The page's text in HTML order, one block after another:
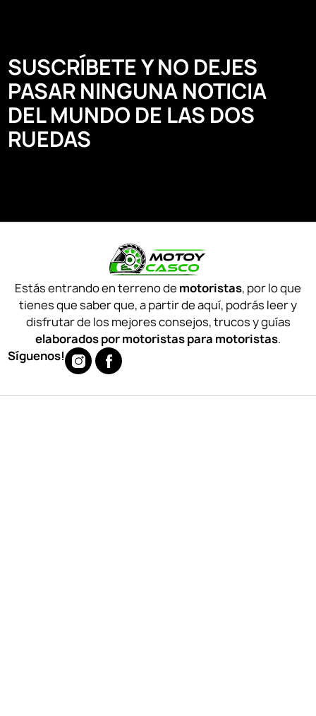
SUSCRÍBETE Y NO DEJES
PASAR NINGUNA NOTICIA
DEL MUNDO DE LAS DOS
RUEDAS
Estás entrando en terreno de motoristas, por lo que
tienes que saber que, a partir de aquí, podrás leer y
disfrutar de los mejores consejos, trucos y guías
elaborados por motoristas para motoristas.
Síguenos!